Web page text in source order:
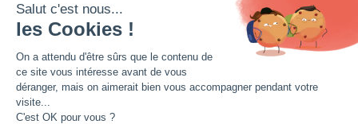
SUIVEZ GERANT DE SARL
Twitter
Facebook